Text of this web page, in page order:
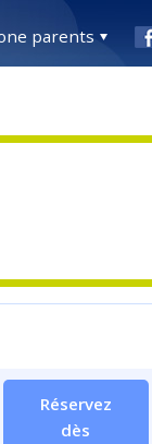
parents
Réservez
dès